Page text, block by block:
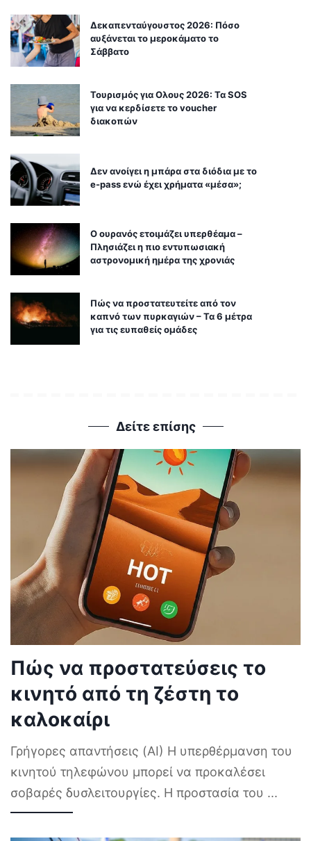
Δεκαπενταύγουστος 2026: Πόσο
αυξάνεται το μεροκάματο το
Σάββατο
Τουρισμός για Ολους 2026: Τα SOS
για να κερδίσετε το voucher
διακοπών
Δεν ανοίγει η μπάρα στα διόδια με το
e-pass ενώ έχει χρήματα «μέσα»;
Ο ουρανός ετοιμάζει υπερθέαμα –
Πλησιάζει η πιο εντυπωσιακή
αστρονομική ημέρα της χρονιάς
Πώς να προστατευτείτε από τον
καπνό των πυρκαγιών – Τα 6 μέτρα
για τις ευπαθείς ομάδες
Δείτε επίσης
Πώς να προστατεύσεις το
κινητό από τη ζέστη το
καλοκαίρι
Γρήγορες απαντήσεις (AI) Η υπερθέρμανση του
κινητού τηλεφώνου μπορεί να προκαλέσει
σοβαρές δυσλειτουργίες. Η προστασία του ...